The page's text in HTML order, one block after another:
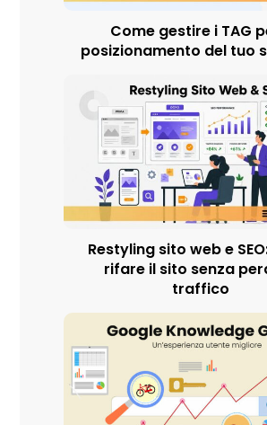
Come gestire i TAG
posizionamento del tuo
Restyling sito web e
rifare il sito senza
traffico